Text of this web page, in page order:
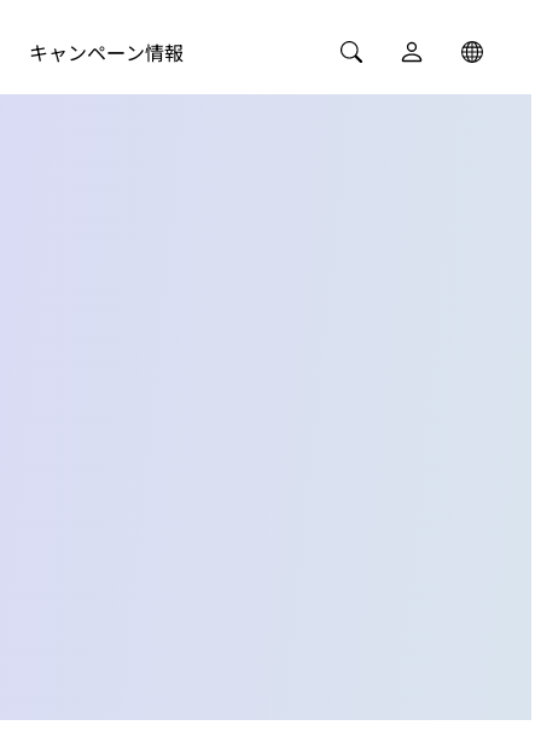
キャンペーン情報